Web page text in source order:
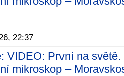
22:37
VIDEO: První na
mikroskop –